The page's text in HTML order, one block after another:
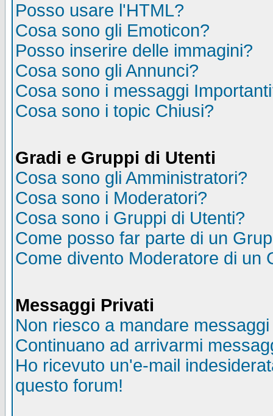
Posso usare l'HTML?
Cosa sono gli Emoticon?
Posso inserire delle immagini?
Cosa sono gli Annunci?
Cosa sono i messaggi
Cosa sono i topic Chiusi?
Gradi e Gruppi di Utenti
Cosa sono gli Amministratori?
Cosa sono i Moderatori?
Cosa sono i Gruppi di Utenti?
Come posso far parte di un
Come divento Moderatore di un
Messaggi Privati
Non riesco a mandare
Continuano ad arrivarmi
Ho ricevuto un'e-mail
questo forum!